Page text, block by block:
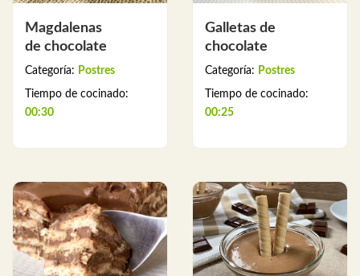
Magdalenas
de chocolate
Categoría: Postres
Tiempo de cocinado:
00:30
Galletas de
chocolate
Categoría: Postres
Tiempo de cocinado:
00:25